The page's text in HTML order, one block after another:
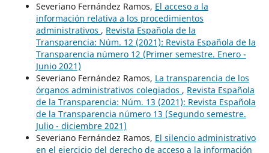
Severiano Fernández Ramos, El acceso a la
información relativa a los procedimientos
administrativos , Revista Española de la
Transparencia: Núm. 12 (2021): Revista Española de la
Transparencia número 12 (Primer semestre. Enero -
Junio 2021)
Severiano Fernández Ramos, La transparencia de los
órganos administrativos colegiados , Revista Española
de la Transparencia: Núm. 13 (2021): Revista Española
de la Transparencia número 13 (Segundo semestre.
Julio - diciembre 2021)
Severiano Fernández Ramos, El silencio administrativo
en el ejercicio del derecho de acceso a la información